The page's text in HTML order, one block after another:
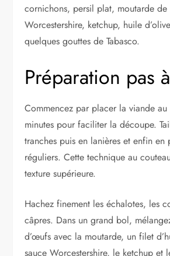
cornichons, persil plat, moutarde
Worcestershire, ketchup, huile
quelques gouttes de Tabasco.
Préparation pas
Commencez par placer la viande
minutes pour faciliter la découpe.
tranches puis en lanières et enfin en
réguliers. Cette technique au
texture supérieure.
Hachez finement les échalotes, les
câpres. Dans un grand bol,
d’œufs avec la moutarde, un filet
sauce Worcestershire, le ketchup et